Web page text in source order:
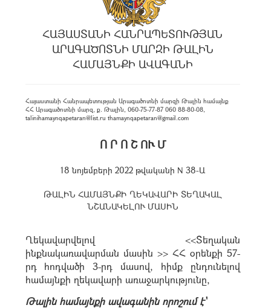
ՀԱՅԱՍՏԱՆԻ ՀԱՆՐԱՊԵՏՈՒԹՅԱՆ
ԱՐԱԳԱԾՈՏՆԻ ՄԱՐԶԻ ԹԱԼԻՆ
ՀԱՄԱՅՆՔԻ ԱՎԱԳԱՆԻ
Հայաստանի Հանրապետության Արագածոտնի մարզի Թալին համայնք
ՀՀ Արագածոտնի մարզ, ք. Թալին, 060-75-77-87 060 88-80-08,
talinihamaynqapetaran@list.ru thamaynqapetaran@gmail.com
Ո Ր Ո Շ ՈՒ Մ
18 նոյեմբերի 2022 թվականի N 38-Ա
ԹԱԼԻՆ ՀԱՄԱՅՆՔԻ ՂԵԿԱՎԱՐԻ ՏԵՂԱԿԱԼ
ՆՇԱՆԱԿԵԼՈՒ ՄԱՍԻՆ
Ղեկավարվելով <<Տեղական
ինքնակառավարման մասին >> ՀՀ օրենքի 57-
րդ հոդվածի 3-րդ մասով, հիմք ընդունելով
համայնքի ղեկավարի առաջարկությունը,
Թալին համայնքի ավագանին որոշում է՝